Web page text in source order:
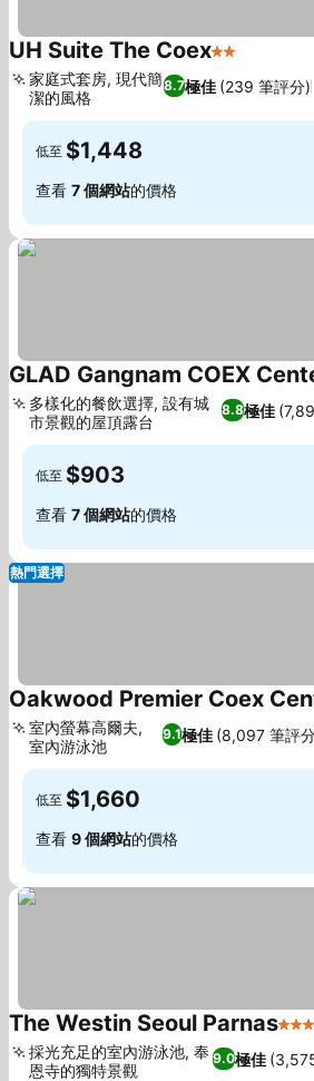
UH Suite The Coex2 星級
8.7極佳 (239 筆評分)
家庭式套房, 現代簡
潔的風格
低至 $1,448
查看 7 個網站的價格
GLAD Gangnam COEX
8.8極佳
多樣化的餐飲選擇, 設有城
市景觀的屋頂露台
低至 $903
查看 7 個網站的價格
熱門選擇
Oakwood Premier Coex
9.1極佳 (8,097 筆評
室內螢幕高爾夫,
室內游泳池
低至 $1,660
查看 9 個網站的價格
The Westin Seoul Parnas5
9.0極佳
採光充足的室內游泳池, 奉
恩寺的獨特景觀